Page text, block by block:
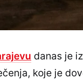
danas je
koje je